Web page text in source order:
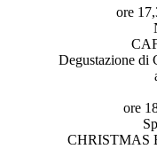
ore
Degustazione di
ore
CHRISTMAS